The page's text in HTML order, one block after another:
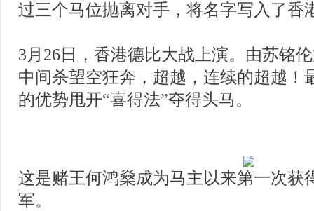
过三个马位抛离对手，将名字写入了香
3月26日，香港德比大战上演。由苏铭
中间杀望空狂奔，超越，连续的超越！
的优势甩开“喜得法”夺得头马。
这是赌王何鸿燊成为马主以来第一次获
军。